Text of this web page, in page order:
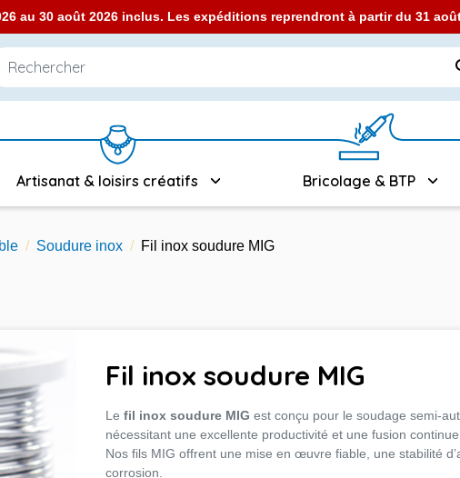
au 30 août 2026 inclus. Les expéditions reprendront à partir du 31
Artisanat & loisirs créatifs Bricolage & BTP
Soudure inox Fil inox soudure MIG
Fil inox soudure MIG
Le fil inox soudure MIG est conçu pour le soudage semi-
nécessitant une excellente productivité et une fusion continue
Nos fils MIG offrent une mise en œuvre fiable, une stabilité
corrosion.